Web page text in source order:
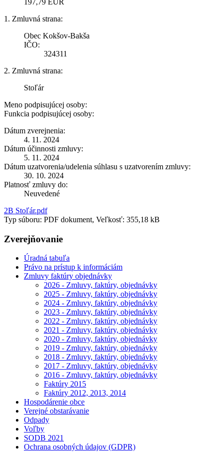
1. Zmluvná strana:
Obec Kokšov-Bakša
IČO:
324311
2. Zmluvná strana:
Stoľár
Meno podpisujúcej osoby:
Funkcia podpisujúcej osoby:
Dátum zverejnenia:
4. 11. 2024
Dátum účinnosti zmluvy:
5. 11. 2024
Dátum uzatvorenia/udelenia súhlasu s uzatvorením zmluvy:
30. 10. 2024
Platnosť zmluvy do:
Neuvedené
2B Stoľár.pdf
Typ súboru: PDF dokument, Veľkosť: 355,18 kB
Zverejňovanie
Úradná tabuľa
Právo na prístup k informáciám
Zmluvy faktúry objednávky
2026 - Zmluvy, faktúry, objednávky
2025 - Zmluvy, faktúry, objednávky
2024 - Zmluvy, faktúry, objednávky
2023 - Zmluvy, faktúry, objednávky
2022 - Zmluvy, faktúry, objednávky
2021 - Zmluvy, faktúry, objednávky
2020 - Zmluvy, faktúry, objednávky
2019 - Zmluvy, faktúry, objednávky
2018 - Zmluvy, faktúry, objednávky
2017 - Zmluvy, faktúry, objednávky
2016 - Zmluvy, faktúry, objednávky
Faktúry 2015
Faktúry 2012, 2013, 2014
Hospodárenie obce
Verejné obstarávanie
Odpady
Voľby
SODB 2021
Ochrana osobných údajov (GDPR)